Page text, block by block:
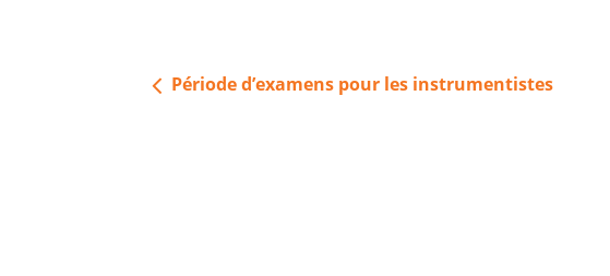
Navigation
Période d’examens pour les instrumentistes